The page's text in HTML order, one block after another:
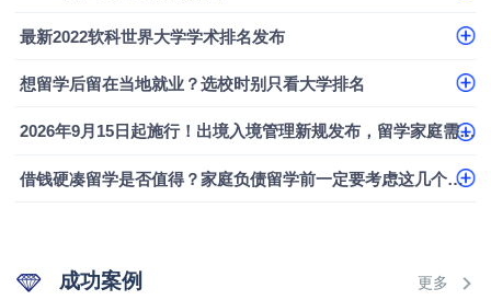
从上海财大2+2到谢菲尔德：低均分逆袭QS百强金
融会计硕士实录
从上海财大2+2到谢菲尔德：低均分逆袭QS百强金
融会计硕士实录
​恭喜Z同学荣获剑桥大学录取
最新2022软科世界大学学术排名发布
想留学后留在当地就业？选校时别只看大学排名
2026年9月15日起施行！出境入境管理新规发布，留学家庭需要关注什么？
借钱硬凑留学是否值得？家庭负债留学前一定要考虑这几个问题
成功案例 更多